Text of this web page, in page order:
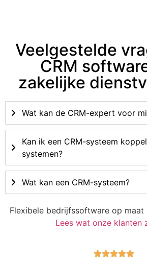
Veelgestelde
CRM
zakelijke
Wat kan de CRM-expert voor
Kan ik een CRM-systeem
systemen?
Wat kan een CRM-systeem?
Flexibele bedrijfssoftware op maat
Lees wat onze klanten
